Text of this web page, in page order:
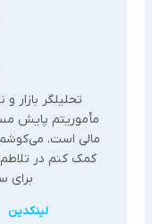
تحلیلگر بازار
مأموریتم پایش
مالی است. می‌کوشم
کمک کنم در
برای
لینکدین